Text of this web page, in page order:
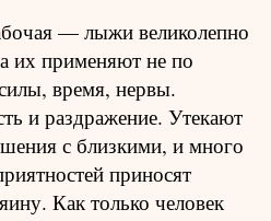
— лыжи великолепно
их применяют не по
время, нервы.
и раздражение. Утекают
с близкими, и много
приносят
Как только человек